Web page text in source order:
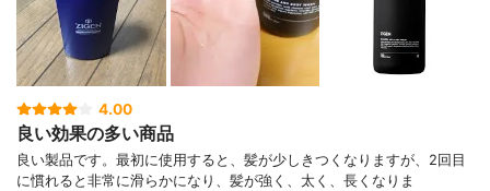
4.00
良い効果の多い商品
良い製品です。最初に使用すると、髪が少しきつくなりますが、2回目
に慣れると非常に滑らかになり、髪が強く、太く、長くなりま